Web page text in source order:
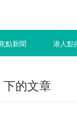
點新聞 港人點
下的文章